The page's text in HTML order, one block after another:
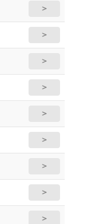
＞
＞
＞
＞
＞
＞
＞
＞
＞